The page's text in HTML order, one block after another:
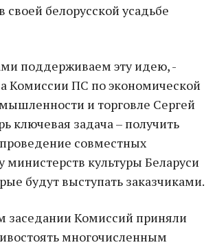
своей белорусской усадьбе
поддерживаем эту идею, -
Комиссии ПС по экономической
и торговле Сергей
ключевая задача – получить
совместных
министерств культуры Беларуси
будут выступать заказчиками.
заседании Комиссий приняли
многочисленным